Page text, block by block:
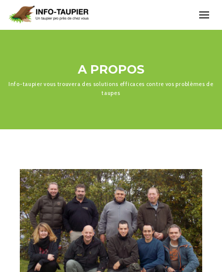
A PROPOS
Info-taupier vous trouvera des solutions efficaces contre vos problèmes de
taupes